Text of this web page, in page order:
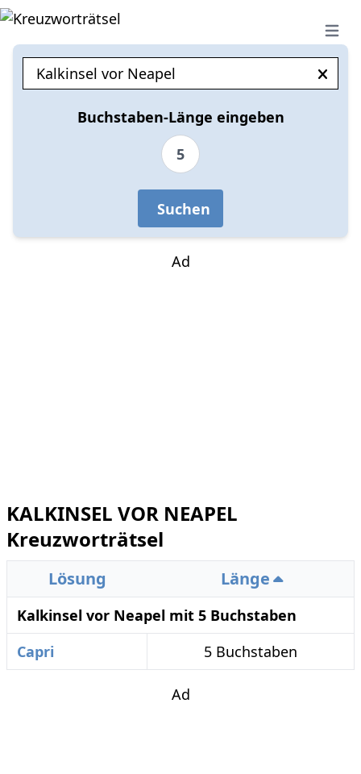
Open
Buchstaben-Länge eingeben
5
Suchen
Ad
KALKINSEL VOR NEAPEL
Kreuzworträtsel
Lösung Länge
Kalkinsel vor Neapel mit 5 Buchstaben
Capri
5 Buchstaben
Ad